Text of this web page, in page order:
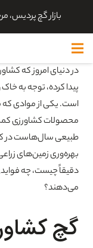
بازار گچ پردیس،
در دنیای امروز که
پیدا کرده، توجه به
است. یکی از موادی که
محصولات کشاورزی
طبیعی سال‌هاست در
بهره‌وری زمین‌های
دقیقاً چیست، چه
می‌دهند؟
گچ